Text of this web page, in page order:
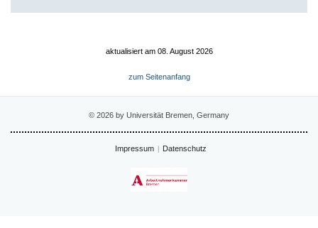
aktualisiert am 08. August 2026
zum Seitenanfang
© 2026 by Universität Bremen, Germany
Impressum Datenschutz